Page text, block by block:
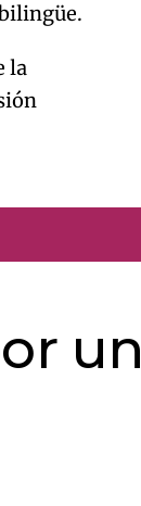
la
un